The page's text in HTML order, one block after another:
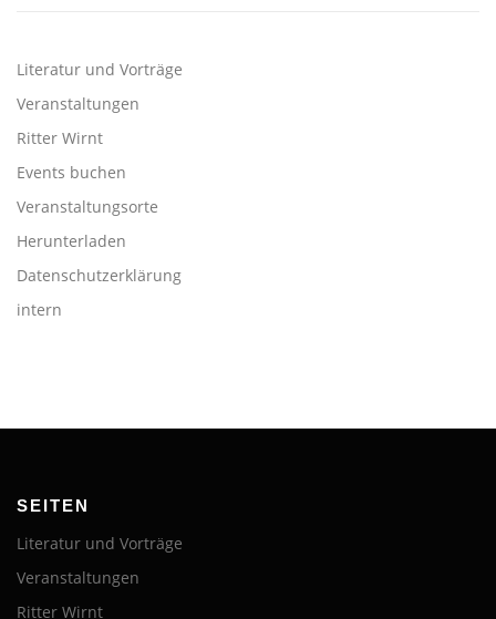
Literatur und Vorträge
Veranstaltungen
Ritter Wirnt
Events buchen
Veranstaltungsorte
Herunterladen
Datenschutzerklärung
intern
SEITEN
Literatur und Vorträge
Veranstaltungen
Ritter Wirnt